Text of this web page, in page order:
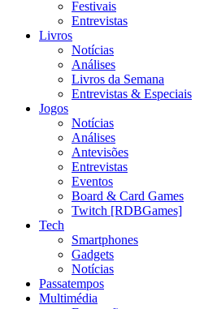
Festivais
Entrevistas
Livros
Notícias
Análises
Livros da Semana
Entrevistas & Especiais
Jogos
Notícias
Análises
Antevisões
Entrevistas
Eventos
Board & Card Games
Twitch [RDBGames]
Tech
Smartphones
Gadgets
Notícias
Passatempos
Multimédia